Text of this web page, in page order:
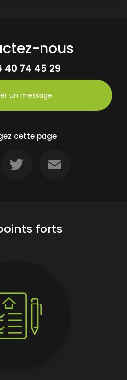
nous
40 74 45 29
un message
cette page
forts